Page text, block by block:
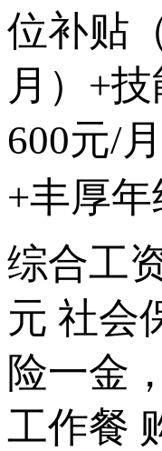
位补贴
月）+
600元/
+丰厚
综合工
元 社会
险一金
工作餐